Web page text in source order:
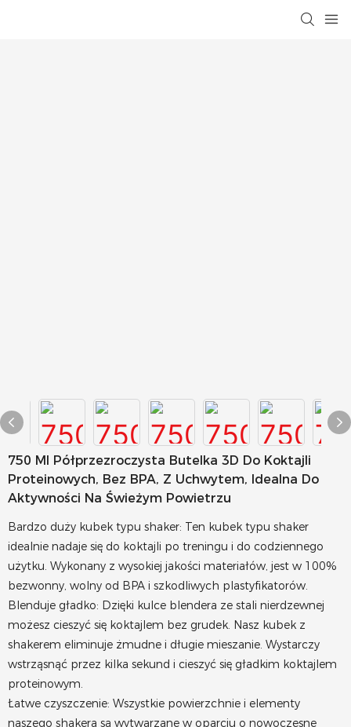
750 Ml Półprzezroczysta Butelka 3D Do Koktajli
Proteinowych, Bez BPA, Z Uchwytem, ​​idealna Do
Aktywności Na Świeżym Powietrzu
Bardzo duży kubek typu shaker: Ten kubek typu shaker
idealnie nadaje się do koktajli po treningu i do codziennego
użytku. Wykonany z wysokiej jakości materiałów, jest w 100%
bezwonny, wolny od BPA i szkodliwych plastyfikatorów.
Blenduje gładko: Dzięki kulce blendera ze stali nierdzewnej
możesz cieszyć się koktajlem bez grudek. Nasz kubek z
shakerem eliminuje żmudne i długie mieszanie. Wystarczy
wstrząsnąć przez kilka sekund i cieszyć się gładkim koktajlem
proteinowym.
Łatwe czyszczenie: Wszystkie powierzchnie i elementy
naszego shakera są wytwarzane w oparciu o nowoczesne